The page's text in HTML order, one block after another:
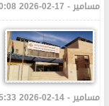
مسامير - 17-02-2026 10:08 AM
مسامير - 14-02-2026 05:33 PM